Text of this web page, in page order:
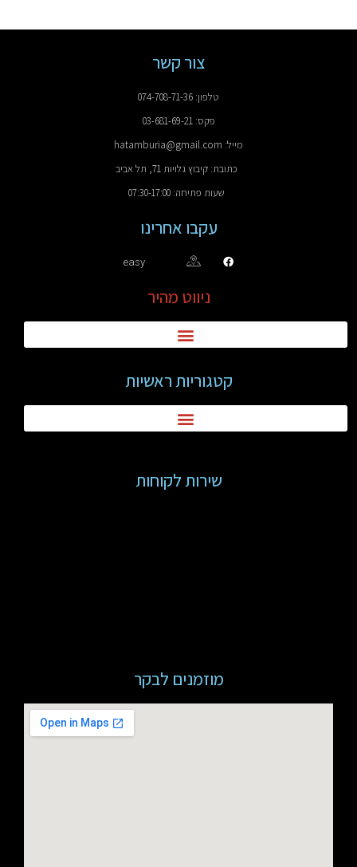
צור קשר
טלפון: 074-708-71-36
פקס: 03-681-69-21
מייל: hatamburia@gmail.com
כתובת: קיבוץ גלויות 71, תל אביב
שעות פתיחה: 07:30-17:00
עקבו אחרינו
easy
ניווט מהיר
קטגוריות ראשיות
שירות לקוחות
מוזמנים לבקר